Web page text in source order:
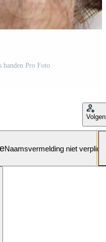
handen Pro Foto
Volgen
Naamsvermelding niet verplicht